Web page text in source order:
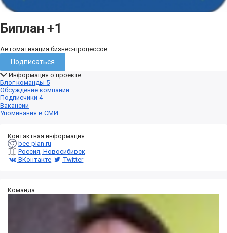
Биплан +1
Автоматизация бизнес-процессов
Подписаться
Информация о проекте
Блог команды 5
Обсуждение компании
Подписчики 4
Вакансии
Упоминания в СМИ
Контактная информация
bee-plan.ru
Россия, Новосибирск
ВКонтакте
Twitter
Команда